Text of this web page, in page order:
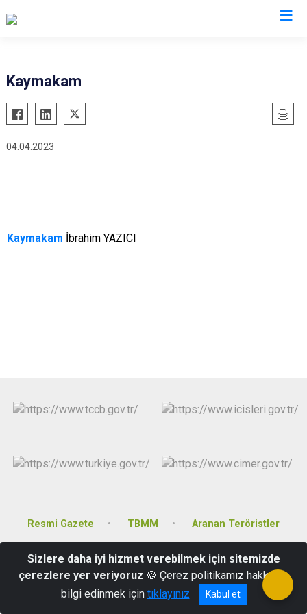
Çukurca
Şemdinli
Yüksekova
Kaymakam
04.04.2023
Kaymakam İbrahim YAZICI
Resmi Gazete TBMM Aranan Teröristler
Cumhuriyet Caddesi Hükümet Konağı Derecik / HAKKARİ
0(438) 461 30 66
Sizlere daha iyi hizmet verebilmek için sitemizde
çerezlere yer veriyoruz 🍪 Çerez politikamız hakkında
bilgi edinmek için tıklayınız Kabul et